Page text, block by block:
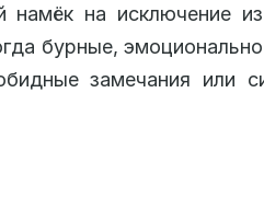
намёк на исключение
бурные,
замечания или